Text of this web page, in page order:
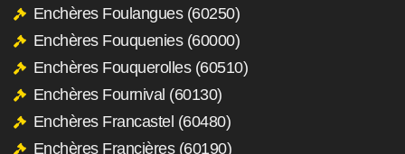
Enchères Foulangues (60250)
Enchères Fouquenies (60000)
Enchères Fouquerolles (60510)
Enchères Fournival (60130)
Enchères Francastel (60480)
Enchères Francières (60190)